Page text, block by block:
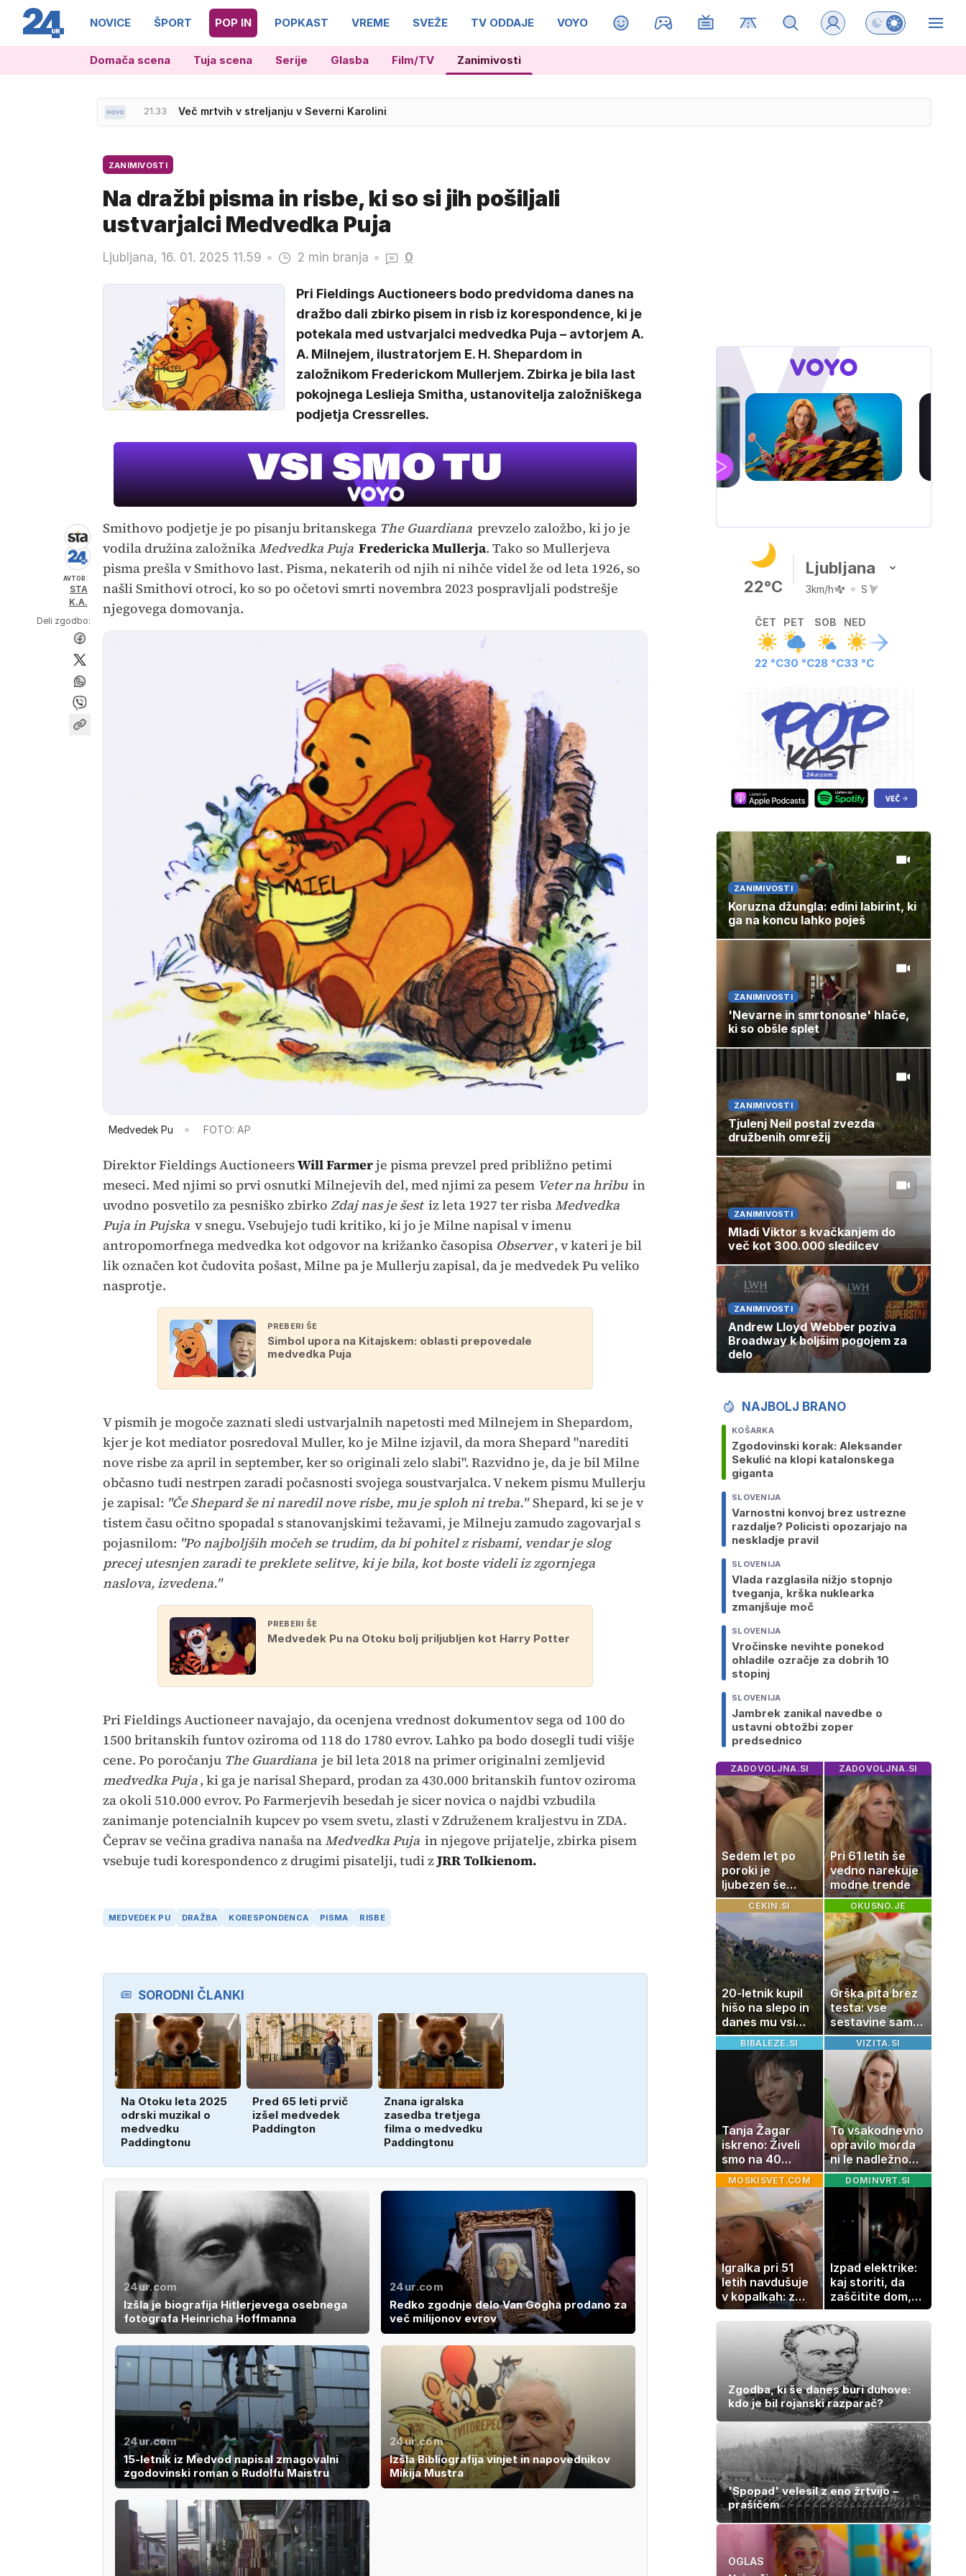
NOVICE ŠPORT POP IN POPKAST VREME SVEŽE TV ODDAJE VOYO MAGAZIN Preklopi barvni
Domača scena Tuja scena Serije Glasba Film/TV Zanimivosti
21.33 Več mrtvih v streljanju v Severni Karolini
ZANIMIVOSTI
Na dražbi pisma in risbe, ki so si jih pošiljali
ustvarjalci Medvedka Puja
Ljubljana, 16. 01. 2025 11.59 2 min branja 0
Pri Fieldings Auctioneers bodo predvidoma danes na
dražbo dali zbirko pisem in risb iz korespondence, ki je
potekala med ustvarjalci medvedka Puja – avtorjem A.
A. Milnejem, ilustratorjem E. H. Shepardom in
založnikom Frederickom Mullerjem. Zbirka je bila last
pokojnega Leslieja Smitha, ustanovitelja založniškega
podjetja Cressrelles.
AVTOR:
STA
K.A.
Deli zgodbo:
Smithovo podjetje je po pisanju britanskega The Guardiana prevzelo založbo, ki jo je
vodila družina založnikaMedvedka Puja Fredericka Mullerja. Tako so Mullerjeva
pisma prešla v Smithovo last. Pisma, nekaterih od njih ni nihče videl že od leta 1926, so
našli Smithovi otroci, ko so po očetovi smrti novembra 2023 pospravljali podstrešje
njegovega domovanja.
Medvedek Pu FOTO: AP
Direktor Fieldings AuctioneersWill Farmerje pisma prevzel pred približno petimi
meseci. Med njimi so prvi osnutki Milnejevih del, med njimi za pesem Veter na hribu in
uvodno posvetilo za pesniško zbirko Zdaj nas je šest iz leta 1927 ter risbaMedvedka
Puja in Pujska v snegu. Vsebujejo tudi kritiko, ki jo je Milne napisal v imenu
antropomorfnega medvedka kot odgovor na križanko časopisa Observer, v kateri je bil
lik označen kot čudovita pošast, Milne pa je Mullerju zapisal, da je medvedek Pu veliko
nasprotje.
PREBERI ŠE
Simbol upora na Kitajskem: oblasti prepovedale
medvedka Puja
V pismih je mogoče zaznati sledi ustvarjalnih napetosti med Milnejem in Shepardom,
kjer je kot mediator posredoval Muller, ko je Milne izjavil, da mora Shepard "narediti
nove risbe za april in september, ker so originali zelo slabi". Razvidno je, da je bil Milne
občasno tudi nestrpen zaradi počasnosti svojega soustvarjalca. V nekem pismu Mullerju
je zapisal: "Če Shepard še ni naredil nove risbe, mu je sploh ni treba."Shepard, ki se je v
tistem času očitno spopadal s stanovanjskimi težavami, je Milneju zamudo zagovarjal s
pojasnilom: "Po najboljših močeh se trudim, da bi pohitel z risbami, vendar je slog
precej utesnjen zaradi te preklete selitve, ki je bila, kot boste videli iz zgornjega
naslova, izvedena."
PREBERI ŠE
Medvedek Pu na Otoku bolj priljubljen kot Harry Potter
Pri Fieldings Auctioneer navajajo, da ocenjena vrednost dokumentov sega od 100 do
1500 britanskih funtov oziroma od 118 do 1780 evrov. Lahko pa bodo dosegli tudi višje
cene. Po poročanju The Guardiana je bil leta 2018 na primer originalni zemljevid
medvedka Puja, ki ga je narisal Shepard, prodan za 430.000 britanskih funtov oziroma
za okoli 510.000 evrov. Po Farmerjevih besedah je sicer novica o najdbi vzbudila
zanimanje potencialnih kupcev po vsem svetu, zlasti v Združenem kraljestvu in ZDA.
Čeprav se večina gradiva nanaša naMedvedka Puja in njegove prijatelje, zbirka pisem
vsebuje tudi korespondenco z drugimi pisatelji, tudi zJRR Tolkienom.
MEDVEDEK PU DRAŽBA KORESPONDENCA PISMA RISBE
SORODNI ČLANKI
Na Otoku leta 2025
odrski muzikal o
medvedku
Paddingtonu
Pred 65 leti prvič
izšel medvedek
Paddington
Znana igralska
zasedba tretjega
filma o medvedku
Paddingtonu
24ur.com
Izšla je biografija Hitlerjevega osebnega
fotografa Heinricha Hoffmanna
24ur.com
Redko zgodnje delo Van Gogha prodano za
več milijonov evrov
24ur.com
15-letnik iz Medvod napisal zmagovalni
zgodovinski roman o Rudolfu Maistru
24ur.com
Izšla Bibliografija vinjet in napovednikov
Mikija Mustra
IQ 160
22°C
Ljubljana
3km/h S
ČET
22 °C
PET
30 °C
SOB
28 °C
NED
33 °C
ZANIMIVOSTI
Koruzna džungla: edini labirint, ki
ga na koncu lahko poješ
ZANIMIVOSTI
'Nevarne in smrtonosne' hlače,
ki so obšle splet
ZANIMIVOSTI
Tjulenj Neil postal zvezda
družbenih omrežij
ZANIMIVOSTI
Mladi Viktor s kvačkanjem do
več kot 300.000 sledilcev
ZANIMIVOSTI
Andrew Lloyd Webber poziva
Broadway k boljšim pogojem za
delo
NAJBOLJ BRANO
KOŠARKA
Zgodovinski korak: Aleksander
Sekulić na klopi katalonskega
giganta
SLOVENIJA
Varnostni konvoj brez ustrezne
razdalje? Policisti opozarjajo na
neskladje pravil
SLOVENIJA
Vlada razglasila nižjo stopnjo
tveganja, krška nuklearka
zmanjšuje moč
SLOVENIJA
Vročinske nevihte ponekod
ohladile ozračje za dobrih 10
stopinj
SLOVENIJA
Jambrek zanikal navedbe o
ustavni obtožbi zoper
predsednico
ZADOVOLJNA.SI
Sedem let po
poroki je
ljubezen še
vedno enako
močna
ZADOVOLJNA.SI
Pri 61 letih še
vedno narekuje
modne trende
CEKIN.SI
20-letnik kupil
hišo na slepo in
danes mu vsi
zavidajo
OKUSNO.JE
Grška pita brez
testa: vse
sestavine samo
zmešate in
pečica opravi
ostalo
BIBALEZE.SI
Tanja Žagar
iskreno: Živeli
smo na 40
kvadratih, a
imela sem vse,
kar otrok
potrebuje
VIZITA.SI
To vsakodnevno
opravilo morda
ni le nadležno
delo, pomaga
lahko tudi
vašemu srcu
MOSKISVET.COM
Igralka pri 51
letih navdušuje
v kopalkah: z
možem uživa v
romantičnem
DOMINVRT.SI
Izpad elektrike:
kaj storiti, da
zaščitite dom,
hrano in
elektronske
naprave
Zgodba, ki še danes buri duhove:
kdo je bil rojanski razparač?
'Spopad' velesil z eno žrtvijo –
prašičem
OGLAS